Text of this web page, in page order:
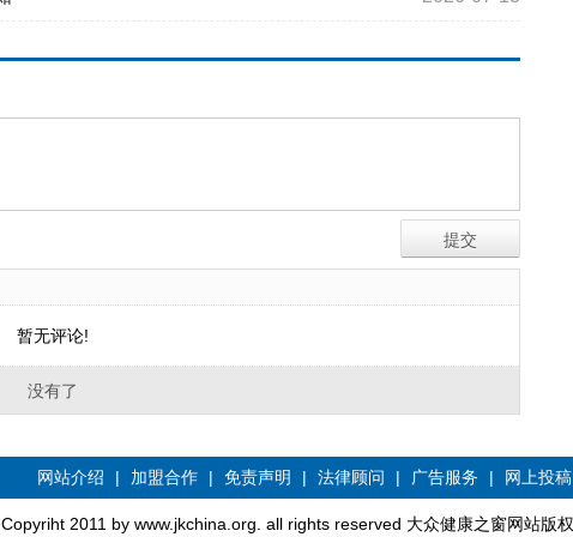
暂无评论!
没有了
网站介绍 | 加盟合作 | 免责声明 | 法律顾问 | 广告服务 | 网上投稿
Copyriht 2011 by www.jkchina.org. all rights reserved 大众健康之窗网站版